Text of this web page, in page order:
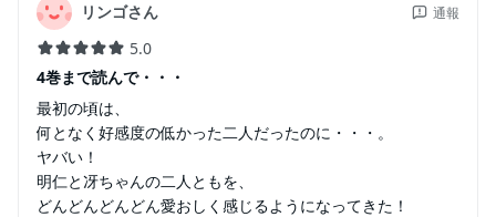
リンゴさん 通報
5.0
4巻まで読んで・・・
最初の頃は、
何となく好感度の低かった二人だったのに・・・。
ヤバい！
明仁と冴ちゃんの二人ともを、
どんどんどんどん愛おしく感じるようになってきた！